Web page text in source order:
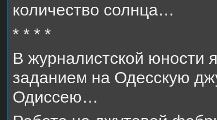
количество солнца…
* * * *
В журналистской юности
заданием на Одесскую
Одиссею…